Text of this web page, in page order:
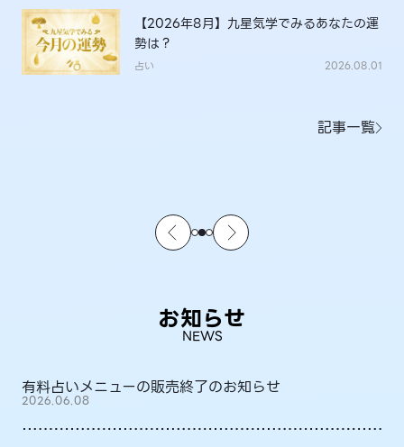
【2026年8月】九星気学でみるあなたの運
勢は？
占い 2026.08.01
記事一覧
お知らせ
NEWS
有料占いメニューの販売終了のお知らせ
2026.06.08